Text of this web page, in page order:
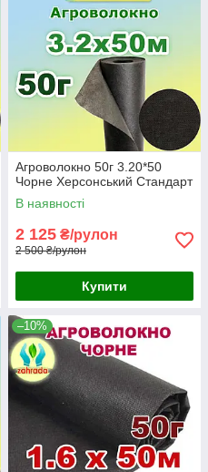
Агроволокно 50г 3.20*50
Чорне Херсонський Стандарт
В наявності
2 125 ₴/рулон
2 500 ₴/рулон
Купити
–10%